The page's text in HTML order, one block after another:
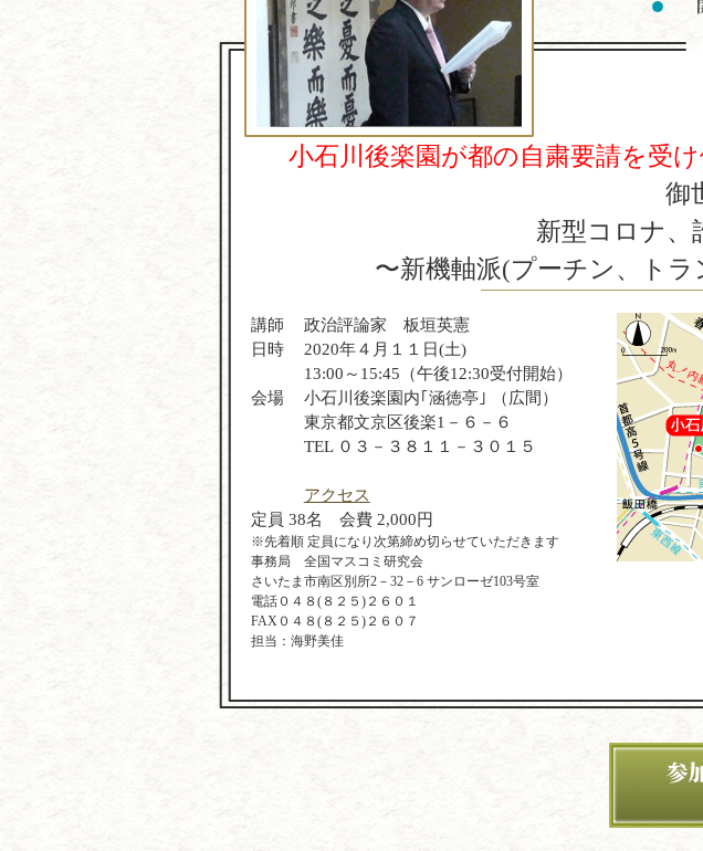
小石川後楽園が都の自粛要請を受
御
新型コロナ、
〜新機軸派(プーチン、ト
講師
政治評論家 板垣英憲
日時
2020年４月１１日(土)
13:00～15:45（午後12:30受付開始）
会場
小石川後楽園内｢涵徳亭｣ （広間）
東京都文京区後楽1－６－６
TEL ０３－３８１１－３０１５
アクセス
定員 38名 会費 2,000円
※先着順 定員になり次第締め切らせていただきます
事務局 全国マスコミ研究会
さいたま市南区別所2－32－6 サンローゼ103号室
電話０４８(８２５)２６０１
FAX０４８(８２５)２６０７
担当：海野美佳